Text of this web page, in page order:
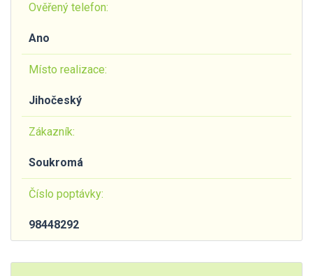
Ověřený telefon:
Ano
Místo realizace:
Jihočeský
Zákazník:
Soukromá
Číslo poptávky:
98448292